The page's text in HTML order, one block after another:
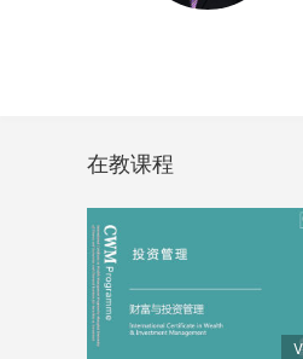
在教课程